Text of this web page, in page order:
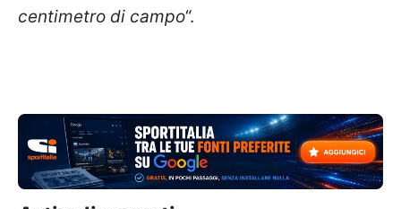
centimetro di campo“.